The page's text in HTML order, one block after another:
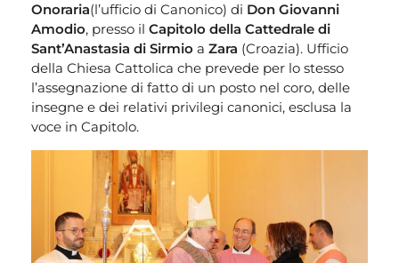
Onoraria(l’ufficio di Canonico) di Don Giovanni
Amodio, presso il Capitolo della Cattedrale di
Sant’Anastasia di Sirmio a Zara (Croazia). Ufficio
della Chiesa Cattolica che prevede per lo stesso
l’assegnazione di fatto di un posto nel coro, delle
insegne e dei relativi privilegi canonici, esclusa la
voce in Capitolo.